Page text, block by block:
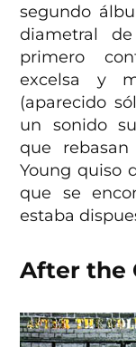
segundo
diametral
primero
excelsa y
(aparecido
un sonido
que
Young quiso
que se
estaba
After the